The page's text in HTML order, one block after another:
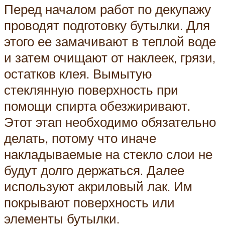
Перед началом работ по декупажу
проводят подготовку бутылки. Для
этого ее замачивают в теплой воде
и затем очищают от наклеек, грязи,
остатков клея. Вымытую
стеклянную поверхность при
помощи спирта обезжиривают.
Этот этап необходимо обязательно
делать, потому что иначе
накладываемые на стекло слои не
будут долго держаться. Далее
используют акриловый лак. Им
покрывают поверхность или
элементы бутылки.